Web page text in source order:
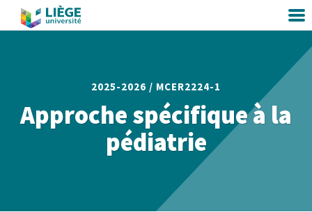
2025-2026 / MCER2224-1
Approche spécifique à la
pédiatrie